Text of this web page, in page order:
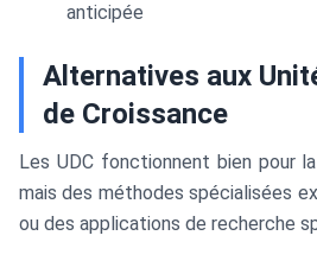
anticipée
Alternatives aux
de Croissance
Les UDC fonctionnent bien pour
mais des méthodes spécialisées
ou des applications de recherche